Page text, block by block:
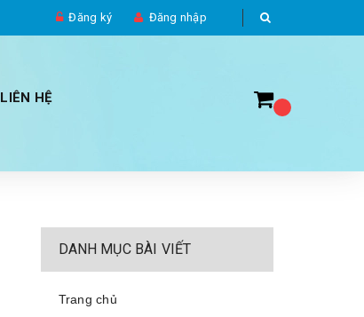
Đăng ký Đăng nhập
LIÊN HỆ
DANH MỤC BÀI VIẾT
Trang chủ